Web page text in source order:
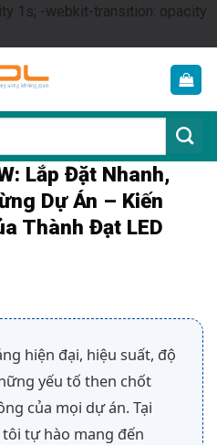
1s; -webkit-transition: opacity
Lắp Đặt Nhanh,
Dự Án – Kiến
Thành Đạt LED
hiện đại, hiệu suất, độ
yếu tố then chốt
của mọi dự án. Tại
tự hào mang đến